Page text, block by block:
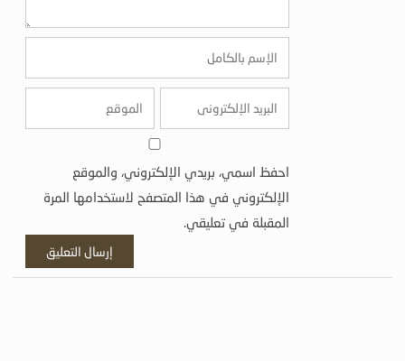
احفظ اسمي، بريدي الإلكتروني، والموقع
الإلكتروني في هذا المتصفح لاستخدامها المرة
المقبلة في تعليقي.